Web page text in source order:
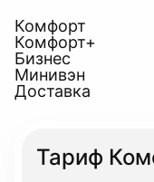
Комфорт
Комфорт+
Бизнес
Минивэн
Доставка
Тариф